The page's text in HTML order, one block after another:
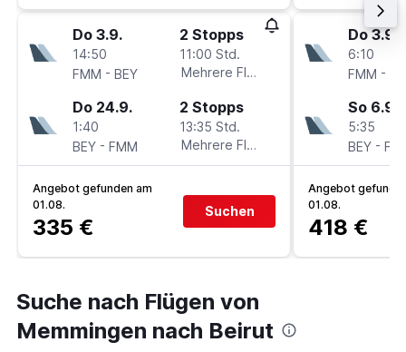
Do 3.9.
14:50
FMM - BEY
2 Stopps
11:00 Std.
Mehrere Fluglinien
Do 24.9.
1:40
BEY - FMM
2 Stopps
13:35 Std.
Mehrere Fluglinien
Angebot gefunden am
01.08.
335 €
Suchen
Do 3.9.
6:10
FMM -
So 6.9.
5:35
BEY -
Angebot
01.08.
418 €
Suche nach Flügen von
Memmingen nach Beirut